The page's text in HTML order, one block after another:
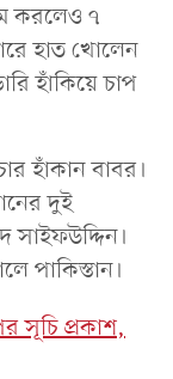
করলেও ৭
হাত খোলেন
হাঁকিয়ে চাপ
হাঁকান বাবর।
দুই
সাইফউদ্দিন।
পাকিস্তান।
সূচি প্রকাশ,